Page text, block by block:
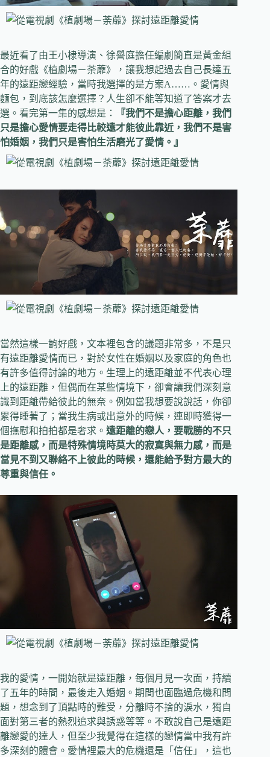
最近看了由王小棣導演、徐譽庭擔任編劇簡直是黃金組
合的好戲 《植劇場－荼蘼》
，讓我想起過去自己長達五
年的遠距戀經驗，當時我選擇的是方案A……。愛情與
麵包，到底該怎麼選擇？人生卻不能等知道了答案才去
選。看完第一集的感想是：
『我們不是擔心距離，我們
只是擔心愛情要走得比較遠才能彼此靠近，我們不是害
怕婚姻，我們只是害怕生活磨光了愛情。』
當然這樣一齣好戲，文本裡包含的議題非常多，不是只
有遠距離愛情而已，對於女性在婚姻以及家庭的角色也
有許多值得討論的地方。生理上的遠距離並不代表心理
上的遠距離，但偶而在某些情境下，卻會讓我們深刻意
識到距離帶給彼此的無奈。例如當我想要說說話，你卻
累得睡著了；當我生病或出意外的時候，連即時獲得一
個撫慰和拍拍都是奢求。 遠距離的戀人，要戰勝的不只
是距離感，而是特殊情境時莫大的寂寞與無力感，而是
當見不到又聯絡不上彼此的時候，還能給予對方最大的
尊重與信任。
我的愛情，一開始就是遠距離，每個月見一次面，持續
了五年的時間，最後走入婚姻。期間也面臨過危機和問
題，想念到了頂點時的難受，分離時不捨的淚水，獨自
面對第三者的熱烈追求與誘惑等等。不敢說自己是遠距
離戀愛的達人，但至少我覺得在這樣的戀情當中我有許
多深刻的體會。愛情裡最大的危機還是「信任」，這也